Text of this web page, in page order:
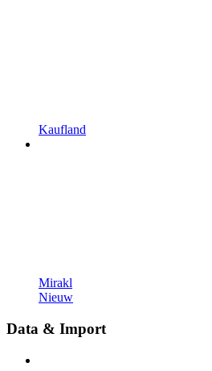
Kaufland
Mirakl
Nieuw
Data & Import